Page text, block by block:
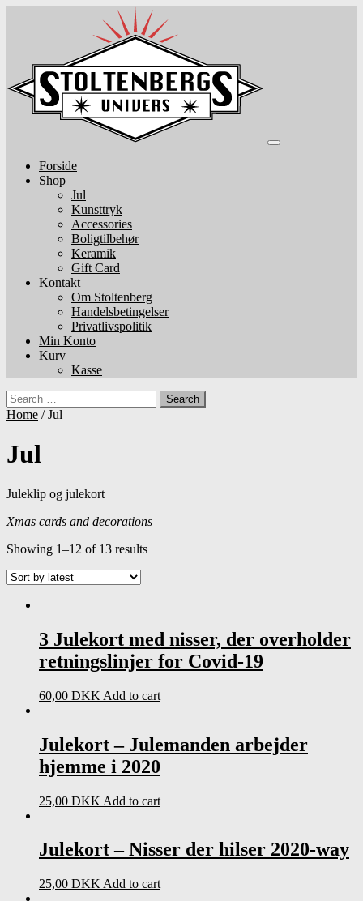
Forside
Shop
Jul
Kunsttryk
Accessories
Boligtilbehør
Keramik
Gift Card
Kontakt
Om Stoltenberg
Handelsbetingelser
Privatlivspolitik
Min Konto
Kurv
Kasse
Search
Home / Jul
Jul
Juleklip og julekort
Xmas cards and decorations
Showing 1–12 of 13 results
3 Julekort med nisser, der overholder
retningslinjer for Covid-19
60,00 DKK Add to cart
Julekort – Julemanden arbejder
hjemme i 2020
25,00 DKK Add to cart
Julekort – Nisser der hilser 2020-way
25,00 DKK Add to cart